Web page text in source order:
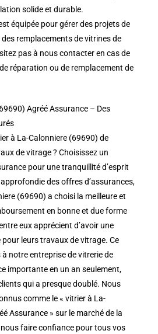
solide et durable.
équipée pour gérer des projets de
remplacements de vitrines de
pas à nous contacter en cas de
réparation ou de remplacement de
Agréé Assurance – Des
à La-Calonniere (69690) de
de vitrage ? Choisissez un
pour une tranquillité d’esprit
des offres d’assurances,
(69690) a choisi la meilleure et
en bonne et due forme
eux apprécient d’avoir une
leurs travaux de vitrage. Ce
notre entreprise de vitrerie de
importante en un an seulement,
qui a presque doublé. Nous
comme le « vitrier à La-
Assurance » sur le marché de la
nous faire confiance pour tous vos